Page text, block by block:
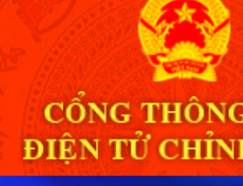
Lịch tuần 27, từ ngày: 06/7/2026 đến ngày
10/7/2026